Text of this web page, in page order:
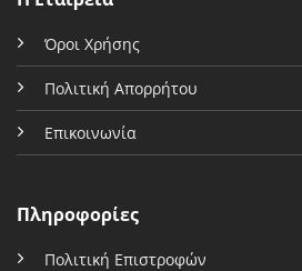
Όροι Χρήσης
Πολιτική Απορρήτου
Επικοινωνία
Πληροφορίες
Πολιτική Επιστροφών